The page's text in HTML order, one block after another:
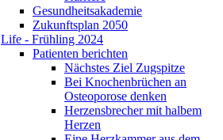
Gesundheitsakademie
Zukunftsplan 2050
Life - Frühling 2024
Patienten berichten
Nächstes Ziel Zugspitze
Bei Knochenbrüchen an
Osteoporose denken
Herzensbrecher mit halbem
Herzen